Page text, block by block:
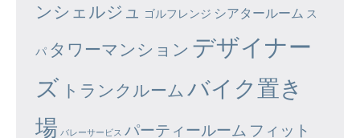
ンシェルジュ
ゴルフレンジ シアタールーム ス
パ タワーマンション デザイナー
ズ トランクルーム バイク置き
場 バレーサービス パーティールーム フィット